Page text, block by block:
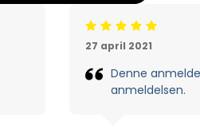
Beoordeling: 5/5
27 april 2021
Denne
anmeldelsen.